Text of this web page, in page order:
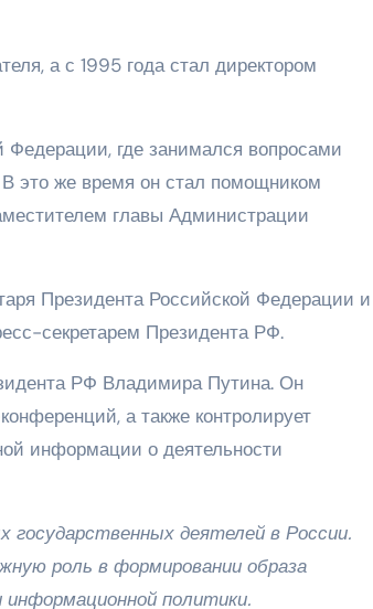
а с 1995 года стал директором
Федерации, где занимался вопросами
это же время он стал помощником
главы Администрации
Президента Российской Федерации и
секретарем Президента РФ.
РФ Владимира Путина. Он
а также контролирует
информации о деятельности
деятелей в России.
роль в формировании образа
политики.